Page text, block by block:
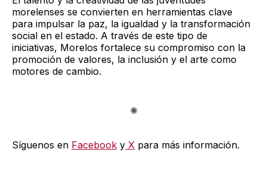
morelenses se convierten en herramientas clave
para impulsar la paz, la igualdad y la transformación
social en el estado. A través de este tipo de
iniciativas, Morelos fortalece su compromiso con la
promoción de valores, la inclusión y el arte como
motores de cambio.
Síguenos en Facebook y X para más información.